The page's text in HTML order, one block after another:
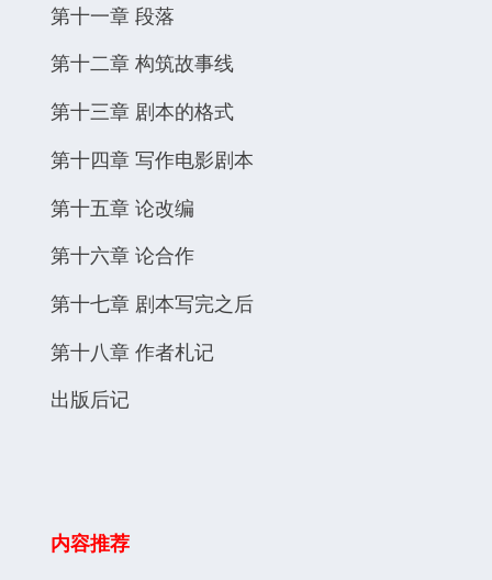
第十一章 段落
第十二章 构筑故事线
第十三章 剧本的格式
第十四章 写作电影剧本
第十五章 论改编
第十六章 论合作
第十七章 剧本写完之后
第十八章 作者札记
出版后记
内容推荐